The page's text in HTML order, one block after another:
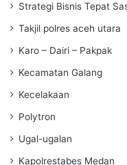
Strategi Bisnis Tepat
Takjil polres aceh utara
Karo – Dairi – Pakpak
Kecamatan Galang
Kecelakaan
Polytron
Ugal-ugalan
Kapolrestabes Medan